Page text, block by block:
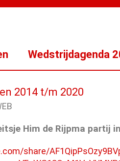
Wedstrijdagenda
2014 t/m 2020
Him de Rijpma partij
share/